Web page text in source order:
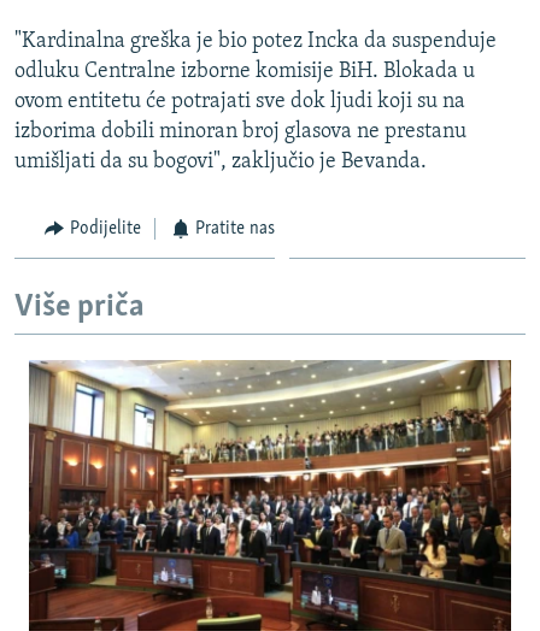
SVE KARTE DEJTONA
NASTANAK I RASPAD JUGOSLAVIJE
"Kardinalna greška je bio potez Incka da suspenduje
odluku Centralne izborne komisije BiH. Blokada u
ovom entitetu će potrajati sve dok ljudi koji su na
izborima dobili minoran broj glasova ne prestanu
umišljati da su bogovi", zaključio je Bevanda.
Podijelite Pratite nas
Više priča